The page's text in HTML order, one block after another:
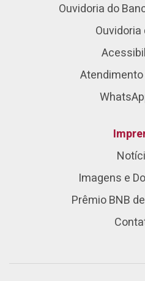
Ouvidoria do
Ouvidoria
Imagens e
Prêmio BNB